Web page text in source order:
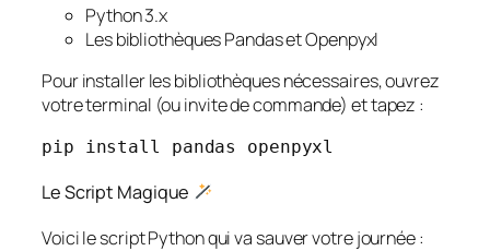
Python 3.x
Les bibliothèques Pandas et Openpyxl
Pour installer les bibliothèques nécessaires, ouvrez
votre terminal (ou invite de commande) et tapez :
Le Script Magique
Voici le script Python qui va sauver votre journée :